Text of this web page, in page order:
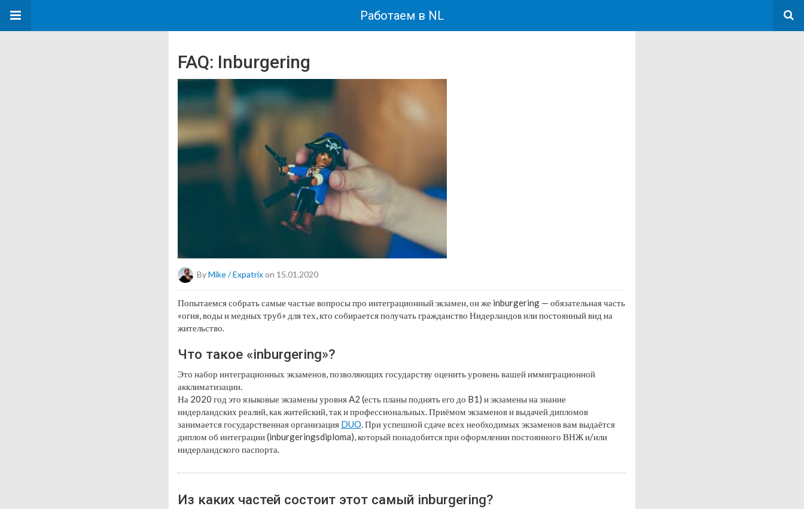
Работаем в NL
FAQ: Inburgering
ByMike / Expatrixon 15.01.2020
Попытаемся собрать самые частые вопросы про интеграционный экзамен, он же inburgering — обязательная часть
«огня, воды и медных труб» для тех, кто собирается получать гражданство Нидерландов или постоянный вид на
жительство.
Что такое «inburgering»?
Это набор интеграционных экзаменов, позволяющих государству оценить уровень вашей иммиграционной
акклиматизации.
На 2020 год это языковые экзамены уровня A2 (есть планы поднять его до B1) и экзамены на знание
нидерландских реалий, как житейский, так и профессиональных. Приёмом экзаменов и выдачей дипломов
занимается государственная организация DUO. При успешной сдаче всех необходимых экзаменов вам выдаётся
диплом об интеграции (inburgeringsdiploma), который понадобится при оформлении постоянного ВНЖ и/или
нидерландского паспорта.
Из каких частей состоит этот самый inburgering?